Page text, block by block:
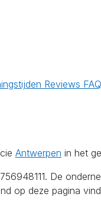
Reviews FAQ
Antwerpen in het
De
op deze pagina